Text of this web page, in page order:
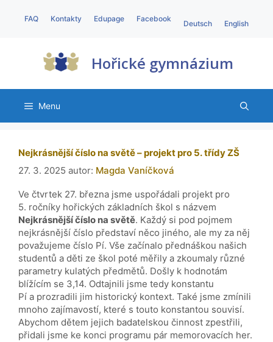
FAQ Kontakty Edupage Facebook
Deutsch English
Hořické gymnázium
Menu
Nejkrásnější číslo na světě – projekt pro 5. třídy ZŠ
27. 3. 2025 autor: Magda Vaníčková
Ve čtvrtek 27. března jsme uspořádali projekt pro
5. ročníky hořických základních škol s názvem
Nejkrásnější číslo na světě. Každý si pod pojmem
nejkrásnější číslo představí něco jiného, ale my za něj
považujeme číslo Pí. Vše začínalo přednáškou našich
studentů a děti ze škol poté měřily a zkoumaly různé
parametry kulatých předmětů. Došly k hodnotám
blížícím se 3,14. Odtajnili jsme tedy konstantu
Pí a prozradili jim historický kontext. Také jsme zmínili
mnoho zajímavostí, které s touto konstantou souvisí.
Abychom dětem jejich badatelskou činnost zpestřili,
přidali jsme ke konci programu pár memorovacích her.